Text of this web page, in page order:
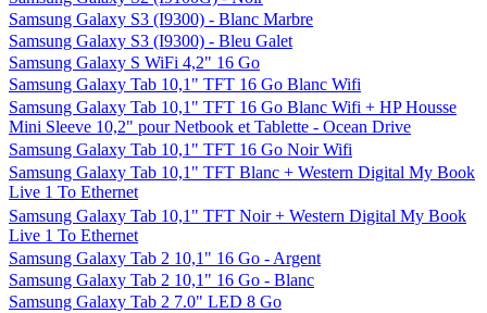
Samsung Galaxy S3 (I9300) - Blanc Marbre
Samsung Galaxy S3 (I9300) - Bleu Galet
Samsung Galaxy S WiFi 4,2" 16 Go
Samsung Galaxy Tab 10,1" TFT 16 Go Blanc Wifi
Samsung Galaxy Tab 10,1" TFT 16 Go Blanc Wifi + HP Housse
Mini Sleeve 10,2" pour Netbook et Tablette - Ocean Drive
Samsung Galaxy Tab 10,1" TFT 16 Go Noir Wifi
Samsung Galaxy Tab 10,1" TFT Blanc + Western Digital My Book
Live 1 To Ethernet
Samsung Galaxy Tab 10,1" TFT Noir + Western Digital My Book
Live 1 To Ethernet
Samsung Galaxy Tab 2 10,1" 16 Go - Argent
Samsung Galaxy Tab 2 10,1" 16 Go - Blanc
Samsung Galaxy Tab 2 7.0" LED 8 Go